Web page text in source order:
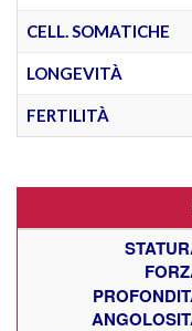
CELL. SOMATICHE
LONGEVITÀ
FERTILITÀ